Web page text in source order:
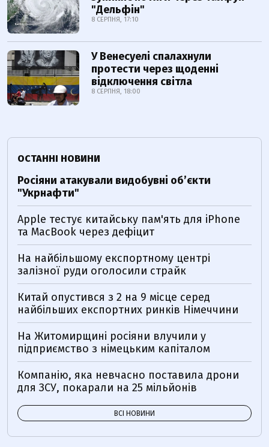
"Дельфін"
8 СЕРПНЯ, 17:10
У Венесуелі спалахнули
протести через щоденні
відключення світла
8 СЕРПНЯ, 18:00
ОСТАННІ НОВИНИ
Росіяни атакували видобувні обʼєкти
"Укрнафти"
Apple тестує китайську пам'ять для iPhone
та MacBook через дефіцит
На найбільшому експортному центрі
залізної руди оголосили страйк
Китай опустився з 2 на 9 місце серед
найбільших експортних ринків Німеччини
На Житомирщині росіяни влучили у
підприємство з німецьким капіталом
Компанію, яка невчасно поставила дрони
для ЗСУ, покарали на 25 мільйонів
ВСІ НОВИНИ